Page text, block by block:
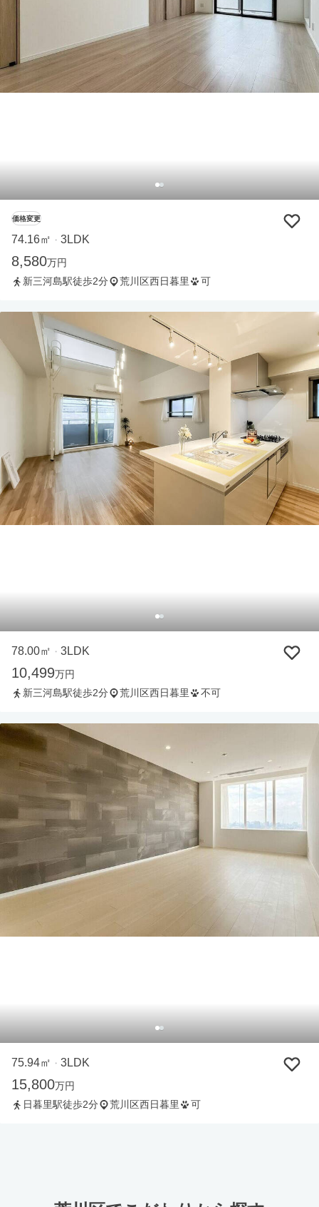
価格変更
74.16㎡ ・ 3LDK
8,580万円
新三河島駅徒歩2分
荒川区西日暮里 可
78.00㎡ ・ 3LDK
10,499万円
新三河島駅徒歩2分
荒川区西日暮里 不可
75.94㎡ ・ 3LDK
15,800万円
日暮里駅徒歩2分
荒川区西日暮里 可